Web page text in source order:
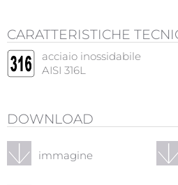
CARATTERISTICHE
acciaio inossidabile
AISI 316L
DOWNLOAD
immagine